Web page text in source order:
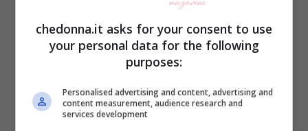
stoffa
elastico a fettuccia
ago
chedonna.it asks for your consent to use
your personal data for the following
purposes:
Personalised advertising and content, advertising and
content measurement, audience research and
services development